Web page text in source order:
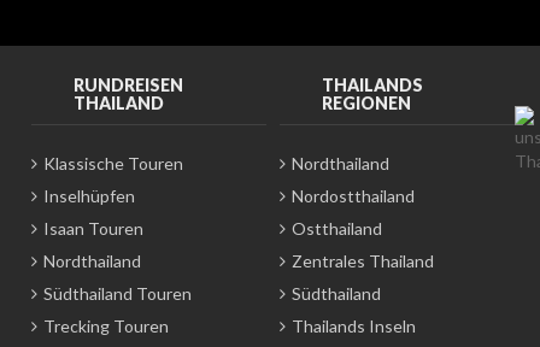
RUNDREISEN
THAILAND
Klassische Touren
Inselhüpfen
Isaan Touren
Nordthailand
Südthailand Touren
Trecking Touren
THAILANDS
REGIONEN
Nordthailand
Nordostthailand
Ostthailand
Zentrales Thailand
Südthailand
Thailands Inseln